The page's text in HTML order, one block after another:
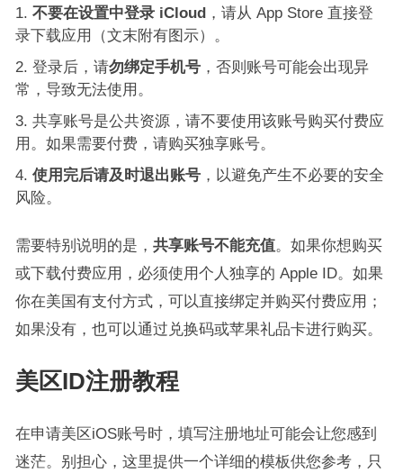
不要在设置中登录 iCloud，请从 App Store 直接登
录下载应用（文末附有图示）。
登录后，请勿绑定手机号，否则账号可能会出现异
常，导致无法使用。
共享账号是公共资源，请不要使用该账号购买付费应
用。如果需要付费，请购买独享账号。
使用完后请及时退出账号，以避免产生不必要的安全
风险。
需要特别说明的是， 共享账号不能充值。如果你想购买
或下载付费应用，必须使用个人独享的 Apple ID。如果
你在美国有支付方式，可以直接绑定并购买付费应用；
如果没有，也可以通过兑换码或苹果礼品卡进行购买。
美区ID注册教程
在申请美区iOS账号时，填写注册地址可能会让您感到
迷茫。别担心，这里提供一个详细的模板供您参考，只